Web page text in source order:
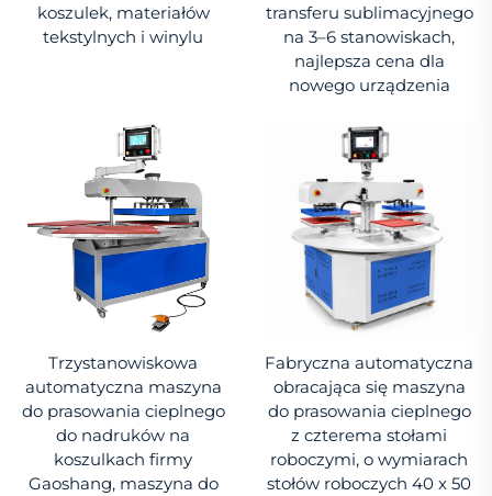
koszulek, materiałów
tekstylnych i winylu
transferu sublimacyjnego
na 3–6 stanowiskach,
najlepsza cena dla
nowego urządzenia
Trzystanowiskowa
automatyczna maszyna
do prasowania cieplnego
do nadruków na
koszulkach firmy
Gaoshang, maszyna do
Fabryczna automatyczna
obracająca się maszyna
do prasowania cieplnego
z czterema stołami
roboczymi, o wymiarach
stołów roboczych 40 x 50